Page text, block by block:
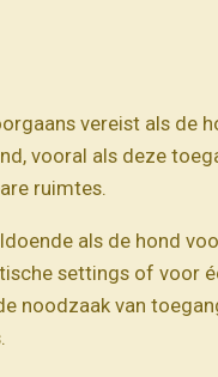
vereist als de
vooral als deze
ruimtes.
als de hond
settings of voor
noodzaak van